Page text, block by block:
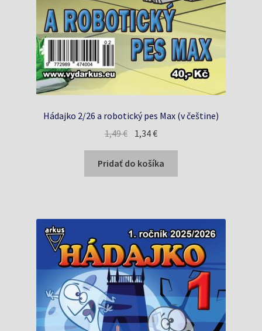
Hádajko 2/26 a robotický pes Max (v češtine)
1,49€ Pôvodná
cena
bola:
1,49 €.
1,34€Aktuálna
cena
je:
1,34 €.
Pridať do košíka